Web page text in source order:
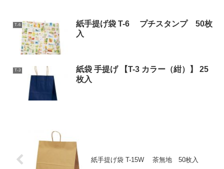
T-6
紙手提げ袋 T-6 プチスタンプ 50枚
入
T-3
紙袋 手提げ 【T-3 カラー（紺）】 25
枚入
紙手提げ袋 T-15W 茶無地 50枚入